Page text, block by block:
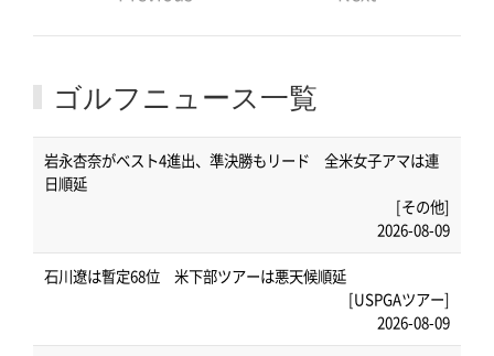
ゴルフニュース一覧
岩永杏奈がベスト4進出、準決勝もリード 全米女子アマは連
日順延
[その他]
2026-08-09
石川遼は暫定68位 米下部ツアーは悪天候順延
[USPGAツアー]
2026-08-09